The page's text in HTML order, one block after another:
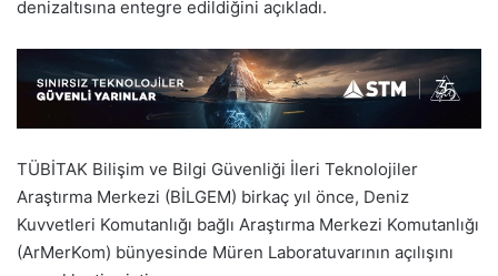
denizaltısına entegre edildiğini açıkladı.
TÜBİTAK Bilişim ve Bilgi Güvenliği İleri Teknolojiler
Araştırma Merkezi (BİLGEM) birkaç yıl önce, Deniz
Kuvvetleri Komutanlığı bağlı Araştırma Merkezi Komutanlığı
(ArMerKom) bünyesinde Müren Laboratuvarının açılışını